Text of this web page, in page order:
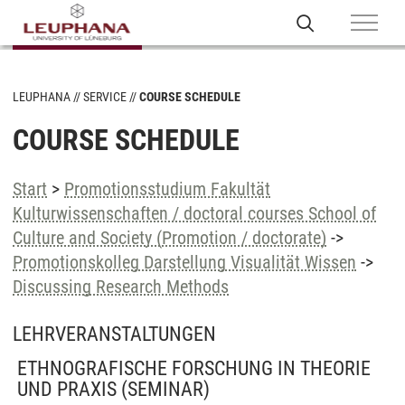
LEUPHANA SERVICE COURSE SCHEDULE
COURSE SCHEDULE
Start > Promotionsstudium Fakultät
Kulturwissenschaften / doctoral courses School of
Culture and Society (Promotion / doctorate) ->
Promotionskolleg Darstellung Visualität Wissen ->
Discussing Research Methods
LEHRVERANSTALTUNGEN
ETHNOGRAFISCHE FORSCHUNG IN THEORIE
UND PRAXIS (SEMINAR)